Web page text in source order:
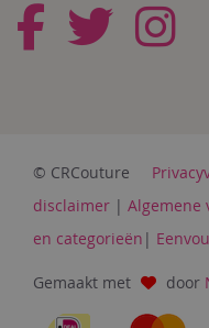
© CRCouture
disclaimer | Algemene
en categorieën |
Gemaakt met door